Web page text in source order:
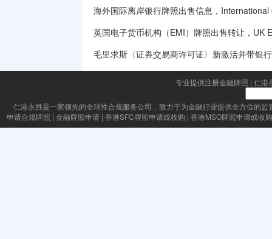
海外国际离岸银行牌照出售信息，
英国电子货币机构（EMI）牌照出售转让，
毛里求斯〈证券交易商许可证〉新激活并带银
专业提供注册金融牌照 | 仁港
仁港永胜是一家领先的全球性合规服务公司，致力于为金融行业提供全方位的
申请合规牌照 | 金融牌照申请 | 香港SFC牌照申请或收购 | 香港MSO牌照申请或收购